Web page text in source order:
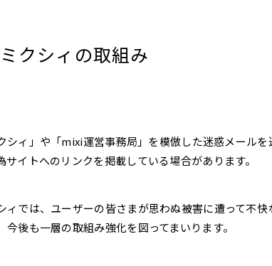
クシィの取組み
シィ」や「mixi運営事務局」を模倣した迷惑メール
サイトへのリンクを掲載している場合があります。
ィでは、ユーザーの皆さまが思わぬ被害に遭って不
今後も一層の取組み強化を図ってまいります。